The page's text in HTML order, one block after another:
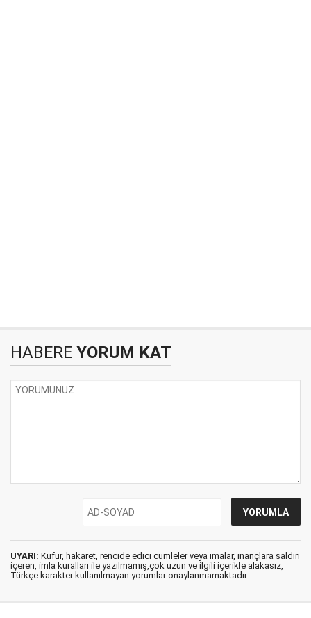
HABERE YORUM KAT
UYARI: Küfür, hakaret, rencide edici cümleler veya imalar, inançlara saldırı
içeren, imla kuralları ile yazılmamış,çok uzun ve ilgili içerikle alakasız,
Türkçe karakter kullanılmayan yorumlar onaylanmamaktadır.